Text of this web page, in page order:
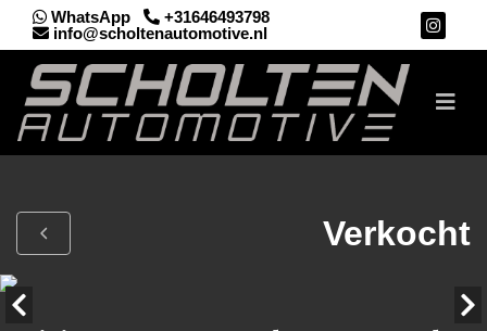
WhatsApp
+31646493798
info@scholtenautomotive.nl
Verkocht